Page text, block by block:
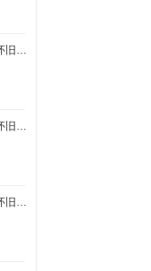
爆款女式经典怀旧款五金皮带扣腰带扣3
爆款女式经典怀旧款五金皮带扣腰带扣9
爆款女式经典怀旧款五金皮带扣腰带扣4